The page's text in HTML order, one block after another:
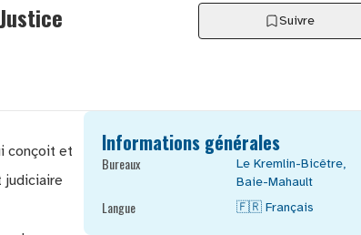
Suivre
conçoit et
judiciaire
Informations générales
Bureaux Le Kremlin-Bicêtre,
Baie-Mahault
Langue 🇫🇷 Français